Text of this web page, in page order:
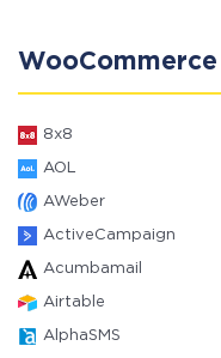
WooCommerce
8x8
AOL
AWeber
ActiveCampaign
Acumbamail
Airtable
AlphaSMS